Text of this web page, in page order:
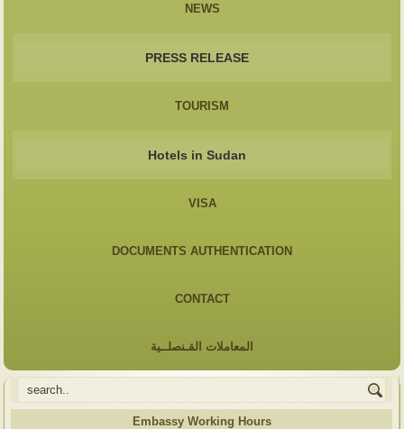
NEWS
PRESS RELEASE
TOURISM
Hotels in Sudan
VISA
DOCUMENTS AUTHENTICATION
CONTACT
المعاملات القـنصلــية
Embassy Working Hours